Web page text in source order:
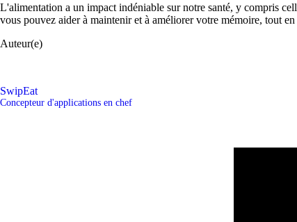
L'alimentation a un impact indéniable sur notre santé, y compris
vous pouvez aider à maintenir et à améliorer votre mémoire, tout
Auteur(e)
SwipEat
Concepteur d'applications en chef